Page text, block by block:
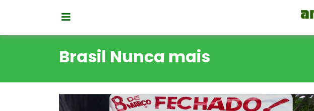
Brasil Nunca mais